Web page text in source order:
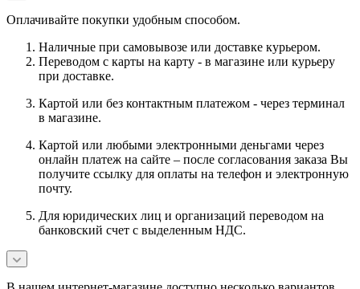
Оплачивайте покупки удобным способом.
Наличные при самовывозе или доставке курьером.
Переводом с карты на карту - в магазине или курьеру
при доставке.
Картой или без контактным платежом - через терминал
в магазине.
Картой или любыми электронными деньгами через
онлайн платеж на сайте – после согласования заказа Вы
получите ссылку для оплаты на телефон и электронную
почту.
Для юридических лиц и организаций переводом на
банковский счет с выделенным НДС.